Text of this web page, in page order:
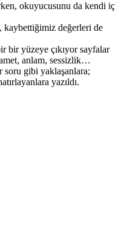
okuyucusunu da kendi iç
kaybettiğimiz değerleri de
bir yüzeye çıkıyor sayfalar
anlam, sessizlik…
gibi yaklaşanlara;
yazıldı.